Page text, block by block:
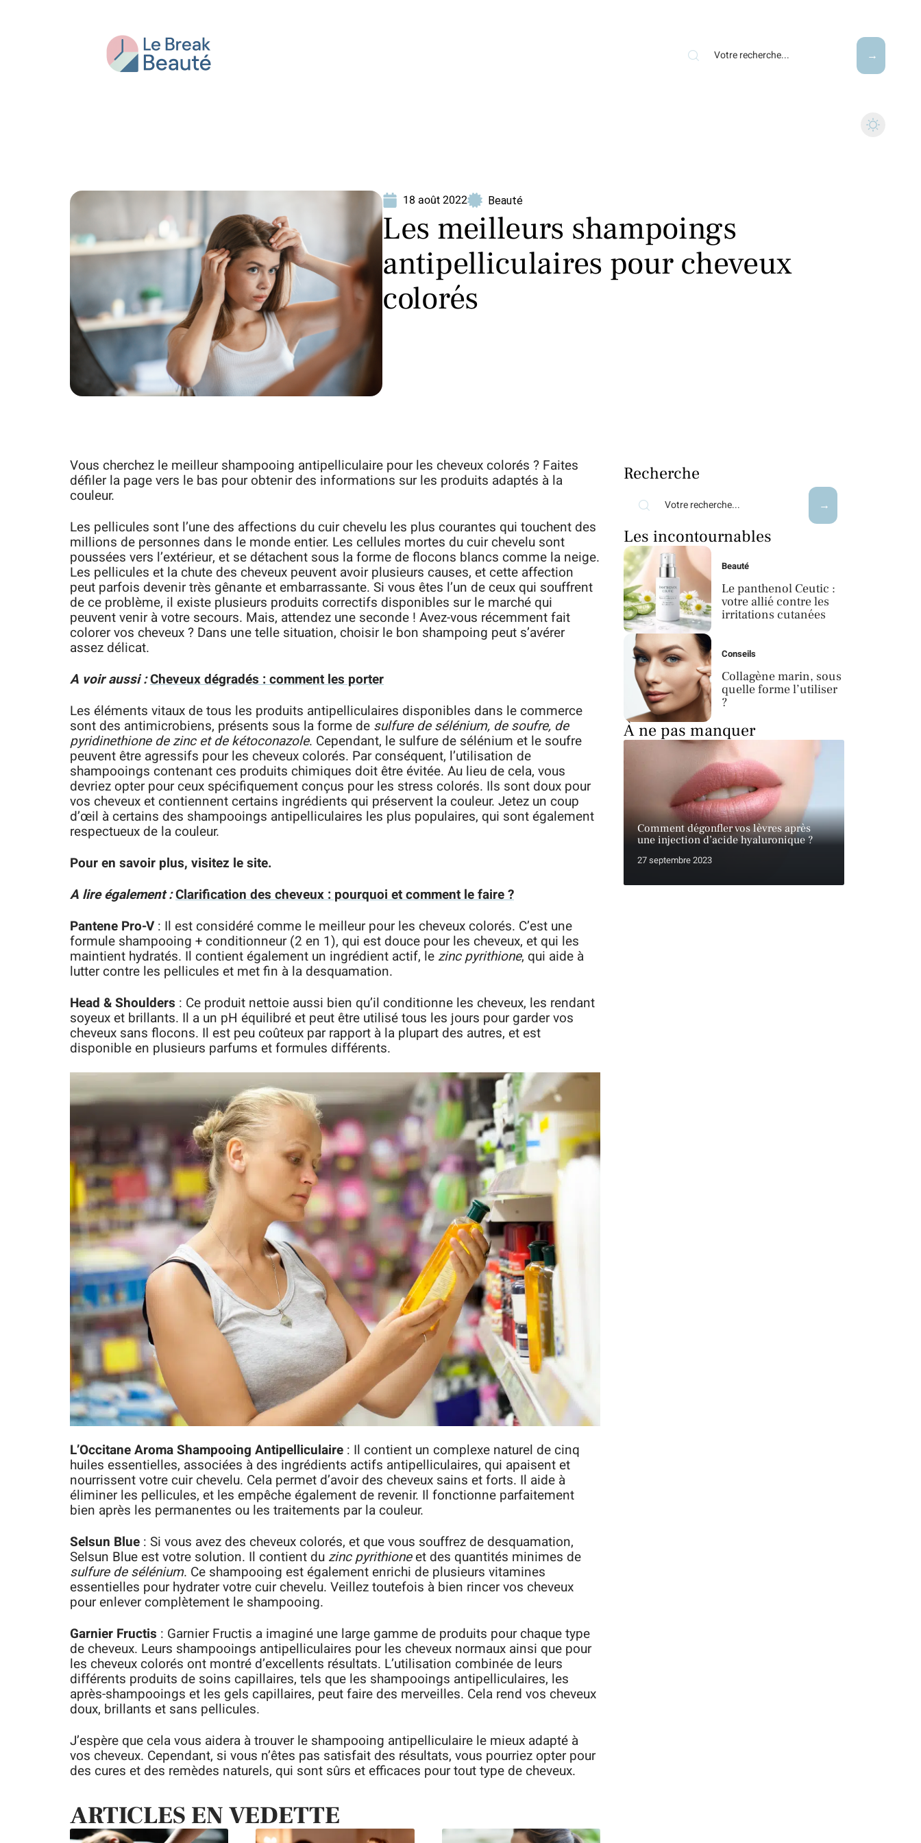
18 août 2022 Beauté
Les meilleurs shampoings
antipelliculaires pour cheveux
colorés
Vous cherchez le meilleur shampooing antipelliculaire pour les cheveux colorés ? Faites
défiler la page vers le bas pour obtenir des informations sur les produits adaptés à la
couleur.
Les pellicules sont l’une des affections du cuir chevelu les plus courantes qui touchent des
millions de personnes dans le monde entier. Les cellules mortes du cuir chevelu sont
poussées vers l’extérieur, et se détachent sous la forme de flocons blancs comme la neige.
Les pellicules et la chute des cheveux peuvent avoir plusieurs causes, et cette affection
peut parfois devenir très gênante et embarrassante. Si vous êtes l’un de ceux qui souffrent
de ce problème, il existe plusieurs produits correctifs disponibles sur le marché qui
peuvent venir à votre secours. Mais, attendez une seconde ! Avez-vous récemment fait
colorer vos cheveux ? Dans une telle situation, choisir le bon shampoing peut s’avérer
assez délicat.
A voir aussi :Cheveux dégradés : comment les porter
Les éléments vitaux de tous les produits antipelliculaires disponibles dans le commerce
sont des antimicrobiens, présents sous la forme de sulfure de sélénium, de soufre, de
pyridinethione de zinc et de kétoconazole. Cependant, le sulfure de sélénium et le soufre
peuvent être agressifs pour les cheveux colorés. Par conséquent, l’utilisation de
shampooings contenant ces produits chimiques doit être évitée. Au lieu de cela, vous
devriez opter pour ceux spécifiquement conçus pour les stress colorés. Ils sont doux pour
vos cheveux et contiennent certains ingrédients qui préservent la couleur. Jetez un coup
d’œil à certains des shampooings antipelliculaires les plus populaires, qui sont également
respectueux de la couleur.
Pour en savoir plus, visitez le site.
A lire également :Clarification des cheveux : pourquoi et comment le faire ?
Pantene Pro-V: Il est considéré comme le meilleur pour les cheveux colorés. C’est une
formule shampooing + conditionneur (2 en 1), qui est douce pour les cheveux, et qui les
maintient hydratés. Il contient également un ingrédient actif, le zinc pyrithione, qui aide à
lutter contre les pellicules et met fin à la desquamation.
Head & Shoulders : Ce produit nettoie aussi bien qu’il conditionne les cheveux, les rendant
soyeux et brillants. Il a un pH équilibré et peut être utilisé tous les jours pour garder vos
cheveux sans flocons. Il est peu coûteux par rapport à la plupart des autres, et est
disponible en plusieurs parfums et formules différents.
L’Occitane Aroma Shampooing Antipelliculaire : Il contient un complexe naturel de cinq
huiles essentielles, associées à des ingrédients actifs antipelliculaires, qui apaisent et
nourrissent votre cuir chevelu. Cela permet d’avoir des cheveux sains et forts. Il aide à
éliminer les pellicules, et les empêche également de revenir. Il fonctionne parfaitement
bien après les permanentes ou les traitements par la couleur.
Selsun Blue : Si vous avez des cheveux colorés, et que vous souffrez de desquamation,
Selsun Blue est votre solution. Il contient du zinc pyrithioneet des quantités minimes de
sulfure de sélénium. Ce shampooing est également enrichi de plusieurs vitamines
essentielles pour hydrater votre cuir chevelu. Veillez toutefois à bien rincer vos cheveux
pour enlever complètement le shampooing.
Garnier Fructis : Garnier Fructis a imaginé une large gamme de produits pour chaque type
de cheveux. Leurs shampooings antipelliculaires pour les cheveux normaux ainsi que pour
les cheveux colorés ont montré d’excellents résultats. L’utilisation combinée de leurs
différents produits de soins capillaires, tels que les shampooings antipelliculaires, les
après-shampooings et les gels capillaires, peut faire des merveilles. Cela rend vos cheveux
doux, brillants et sans pellicules.
J’espère que cela vous aidera à trouver le shampooing antipelliculaire le mieux adapté à
vos cheveux. Cependant, si vous n’êtes pas satisfait des résultats, vous pourriez opter pour
des cures et des remèdes naturels, qui sont sûrs et efficaces pour tout type de cheveux.
ARTICLES EN VEDETTE
Recherche
Les incontournables
Beauté
Le panthenol Ceutic :
votre allié contre les
irritations cutanées
Conseils
Collagène marin, sous
quelle forme l’utiliser
?
À ne pas manquer
Comment dégonfler vos lèvres après
une injection d’acide hyaluronique ?
27 septembre 2023